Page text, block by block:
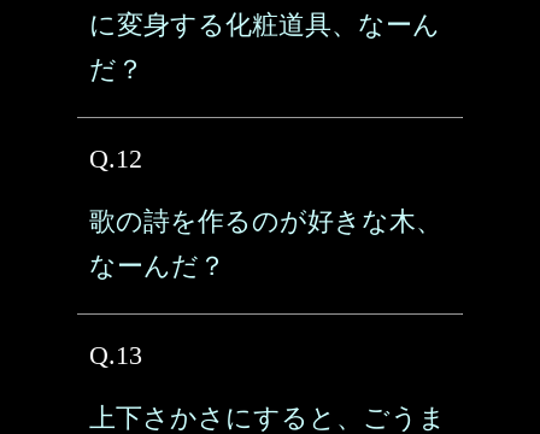
に変身する化粧道具、なーん
だ？
Q.12
歌の詩を作るのが好きな木、
なーんだ？
Q.13
上下さかさにすると、ごうま